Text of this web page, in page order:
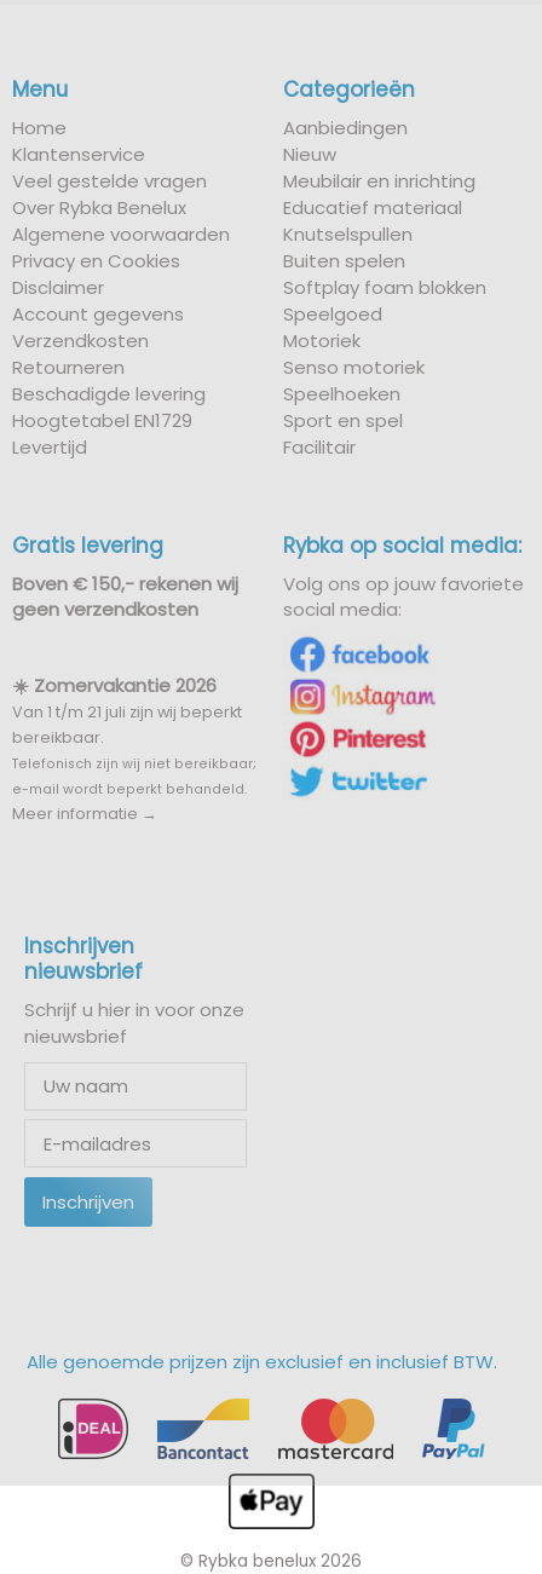
Categorieën
Aanbiedingen
Nieuw
Meubilair en inrichting
Educatief materiaal
Knutselspullen
Buiten spelen
Softplay foam blokken
Speelgoed
Motoriek
Senso motoriek
Speelhoeken
Sport en spel
Facilitair
Menu
Home
Klantenservice
Veel gestelde vragen
Over Rybka Benelux
Algemene voorwaarden
Privacy en Cookies
Disclaimer
Account gegevens
Verzendkosten
Retourneren
Beschadigde levering
Hoogtetabel EN1729
Levertijd
Gratis levering
Boven € 150,- rekenen wij
geen verzendkosten
☀️ Zomervakantie 2026
Van 1 t/m 21 juli zijn wij beperkt
bereikbaar.
Telefonisch zijn wij niet bereikbaar;
e-mail wordt beperkt behandeld.
Meer informatie →
Rybka op social media:
Volg ons op jouw favoriete
social media:
Inschrijven
nieuwsbrief
Schrijf u hier in voor onze
nieuwsbrief
Inschrijven
Alle genoemde prijzen zijn exclusief en inclusief BTW.
© Rybka benelux 2026